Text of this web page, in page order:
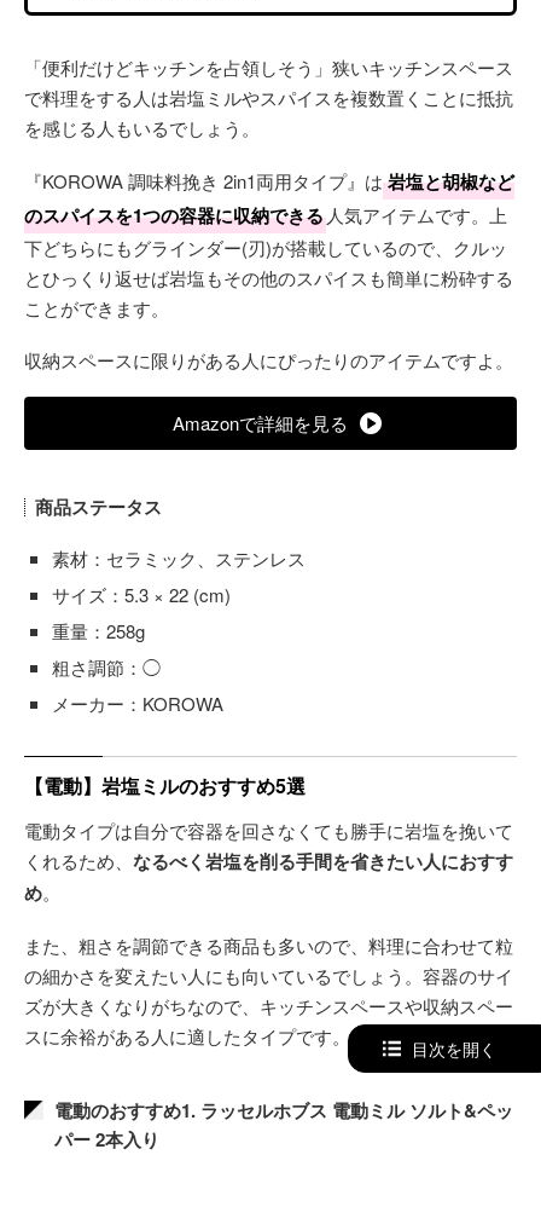
「便利だけどキッチンを占領しそう」狭いキッチンスペース
で料理をする人は岩塩ミルやスパイスを複数置くことに抵抗
を感じる人もいるでしょう。
『KOROWA 調味料挽き 2in1両用タイプ』は 岩塩と胡椒など
のスパイスを1つの容器に収納できる 人気アイテムです。上
下どちらにもグラインダー(刃)が搭載しているので、クルッ
とひっくり返せば岩塩もその他のスパイスも簡単に粉砕する
ことができます。
収納スペースに限りがある人にぴったりのアイテムですよ。
Amazonで詳細を見る
商品ステータス
素材：セラミック、ステンレス
サイズ：5.3 × 22 (cm)
重量：258g
粗さ調節：◯
メーカー：KOROWA
【電動】岩塩ミルのおすすめ5選
電動タイプは自分で容器を回さなくても勝手に岩塩を挽いて
くれるため、 なるべく岩塩を削る手間を省きたい人におすす
め。
また、粗さを調節できる商品も多いので、料理に合わせて粒
の細かさを変えたい人にも向いているでしょう。容器のサイ
ズが大きくなりがちなので、キッチンスペースや収納スペー
スに余裕がある人に適したタイプです。
電動のおすすめ1. ラッセルホブス 電動ミル ソルト&ペッ
パー 2本入り
目次を開く